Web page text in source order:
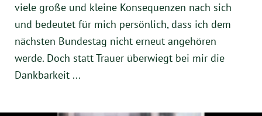
viele große und kleine Konsequenzen nach sich
und bedeutet für mich persönlich, dass ich dem
nächsten Bundestag nicht erneut angehören
werde. Doch statt Trauer überwiegt bei mir die
Dankbarkeit ...